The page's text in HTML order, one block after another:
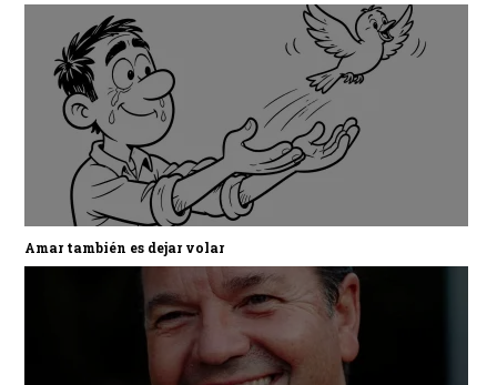
Amar también es dejar volar